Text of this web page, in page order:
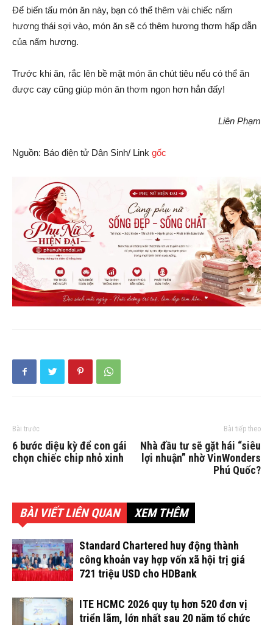
Để biến tấu món ăn này, bạn có thể thêm vài chiếc nấm
hương thái sợi vào, món ăn sẽ có thêm hương thơm hấp dẫn
của nấm hương.
Trước khi ăn, rắc lên bề mặt món ăn chút tiêu nếu có thể ăn
được cay cũng giúp món ăn thơm ngon hơn hẳn đấy!
Liên Phạm
Nguồn: Báo điện tử Dân Sinh/ Link gốc
Bài trước
6 bước diệu kỳ để con gái
chọn chiếc chip nhỏ xinh
Bài tiếp theo
Nhà đầu tư sẽ gặt hái “siêu
lợi nhuận” nhờ VinWonders
Phú Quốc?
BÀI VIẾT LIÊN QUAN XEM THÊM
Standard Chartered huy động thành
công khoản vay hợp vốn xã hội trị giá
721 triệu USD cho HDBank
ITE HCMC 2026 quy tụ hơn 520 đơn vị
triển lãm, lớn nhất sau 20 năm tổ chức